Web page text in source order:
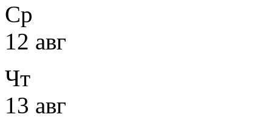
Ср
12 авг
Чт
13 авг